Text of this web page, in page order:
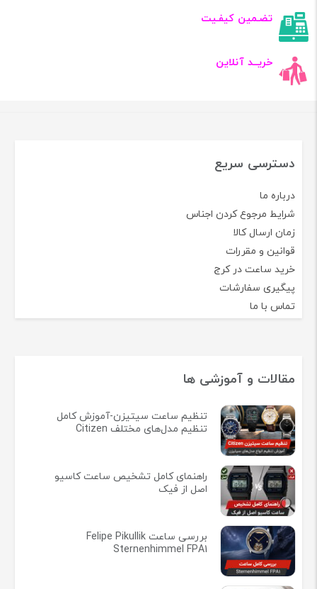
تضـمین کیفـیت
خریــد آنلاین
دسترسی سریع
درباره ما
شرایط مرجوع کردن اجناس
زمان ارسال کالا
قوانین و مقررات
خرید ساعت در کرج
پیگیری سفارشات
تماس با ما
مقالات و آموزشی ها
تنظیم ساعت سیتیزن-آموزش کامل
تنظیم مدل‌های مختلف Citizen
راهنمای کامل تشخیص ساعت کاسیو
اصل از فیک
بررسی ساعت Felipe Pikullik
Sternenhimmel FPA1